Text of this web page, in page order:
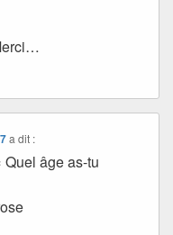
a dit :
âge as-tu